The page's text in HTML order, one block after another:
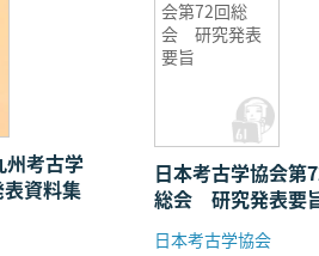
州考古学
資料集
会第72回総
会 研究発表
要旨
日本考古学協会第
総会 研究発表要
日本考古学協会